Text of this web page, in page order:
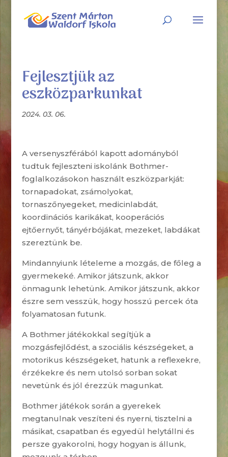
Fejlesztjük az
eszközparkunkat
2024. 03. 06.
A versenyszférából kapott adományból
tudtuk fejleszteni iskolánk Bothmer-
foglalkozásokon használt eszközparkját:
tornapadokat, zsámolyokat,
tornaszőnyegeket, medicinlabdát,
koordinációs karikákat, kooperációs
ejtőernyőt, tányérbójákat, mezeket, labdákat
szereztünk be.
Mindannyiunk lételeme a mozgás, de főleg a
gyermekeké. Amikor játszunk, akkor
önmagunk lehetünk. Amikor játszunk, akkor
észre sem vesszük, hogy hosszú percek óta
folyamatosan futunk.
A Bothmer játékokkal segítjük a
mozgásfejlődést, a szociális készségeket, a
motorikus készségeket, hatunk a reflexekre,
érzékekre és nem utolsó sorban sokat
nevetünk és jól érezzük magunkat.
Bothmer játékok során a gyerekek
megtanulnak veszíteni és nyerni, tisztelni a
másikat, csapatban és egyedül helytállni és
persze gyakorolni, hogy hogyan is állunk,